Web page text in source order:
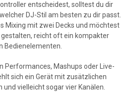
entscheidest, solltest du dir
DJ-Stil am besten zu dir passt.
Mixing mit zwei Decks und möchtest
reicht oft ein kompakter
Bedienelementen.
Performances, Mashups oder Live-
sich ein Gerät mit zusätzlichen
vielleicht sogar vier Kanälen.